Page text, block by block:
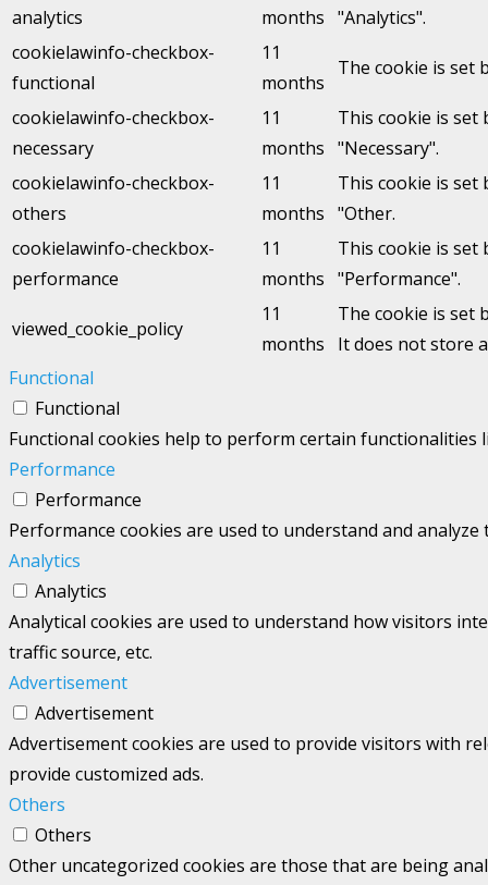
analytics
months "Analytics".
cookielawinfo-checkbox-
functional
11
months
The cookie is set
cookielawinfo-checkbox-
necessary
11
months
This cookie is set
"Necessary".
cookielawinfo-checkbox-
others
11
months
This cookie is set
"Other.
cookielawinfo-checkbox-
performance
11
months
This cookie is set
"Performance".
viewed_cookie_policy
11
months
The cookie is set
It does not store
Functional
Functional
Functional cookies help to perform certain
Performance
Performance
Performance cookies are used to understand and
Analytics
Analytics
Analytical cookies are used to understand how visitors
traffic source, etc.
Advertisement
Advertisement
Advertisement cookies are used to provide visitors with
provide customized ads.
Others
Others
Other uncategorized cookies are those that are being